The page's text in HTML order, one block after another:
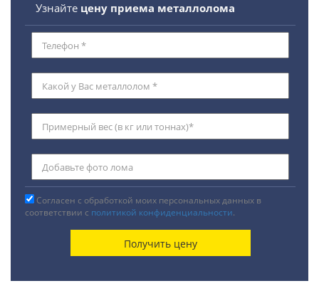
Узнайте цену приема металлолома
Согласен с обработкой моих персональных данных в
соответствии с политикой конфиденциальности.